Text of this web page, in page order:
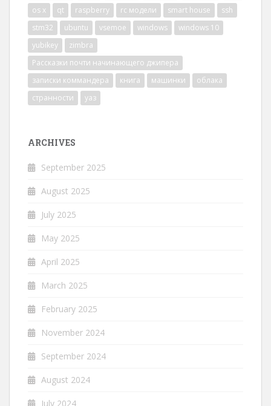
os x
qt raspberry rc модели smart house
ssh
stm32
ubuntu vsemoe windows
windows 10
yubikey
zimbra
Рассказки почти начинающего джипера
записки коммандера
книга машинки
облака
странности
уаз
ARCHIVES
September 2025
August 2025
July 2025
May 2025
April 2025
March 2025
February 2025
November 2024
September 2024
August 2024
July 2024